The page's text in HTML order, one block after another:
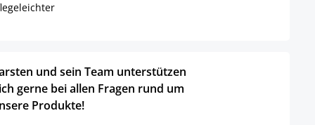
und sein Team unterstützen
gerne bei allen Fragen rund um
Produkte!